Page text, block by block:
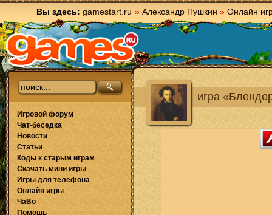
Вы здесь: gamestart.ru » Александр Пушкин » Онлайн
игра
Игровой форум
Чат-беседка
Новости
Статьи
Коды к старым играм
Скачать мини игры
Игры для телефона
Онлайн игры
ЧаВо
Помощь